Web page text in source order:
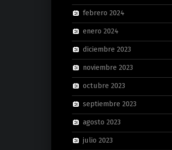
febrero 2024
enero 2024
diciembre 2023
noviembre 2023
octubre 2023
septiembre 2023
agosto 2023
julio 2023